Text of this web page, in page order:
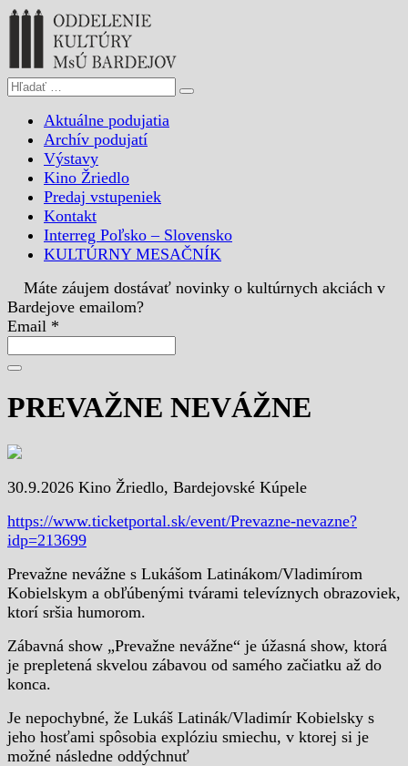
Aktuálne podujatia
Archív podujatí
Výstavy
Kino Žriedlo
Predaj vstupeniek
Kontakt
Interreg Poľsko – Slovensko
KULTÚRNY MESAČNÍK
Máte záujem dostávať novinky o kultúrnych akciách v
Bardejove emailom?
Email *
PREVAŽNE NEVÁŽNE
30.9.2026 Kino Žriedlo, Bardejovské Kúpele
https://www.ticketportal.sk/event/Prevazne-nevazne?
idp=213699
Prevažne nevážne s Lukášom Latinákom/Vladimírom
Kobielskym a obľúbenými tvárami televíznych obrazoviek,
ktorí sršia humorom.
Zábavná show „Prevažne nevážne“ je úžasná show, ktorá
je prepletená skvelou zábavou od samého začiatku až do
konca.
Je nepochybné, že Lukáš Latinák/Vladimír Kobielsky s
jeho hosťami spôsobia explóziu smiechu, v ktorej si je
možné následne oddýchnuť